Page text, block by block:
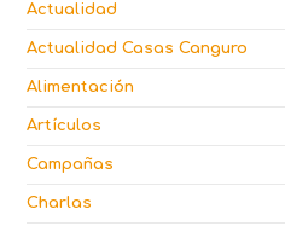
Actualidad
Actualidad Casas Canguro
Alimentación
Artículos
Campañas
Charlas